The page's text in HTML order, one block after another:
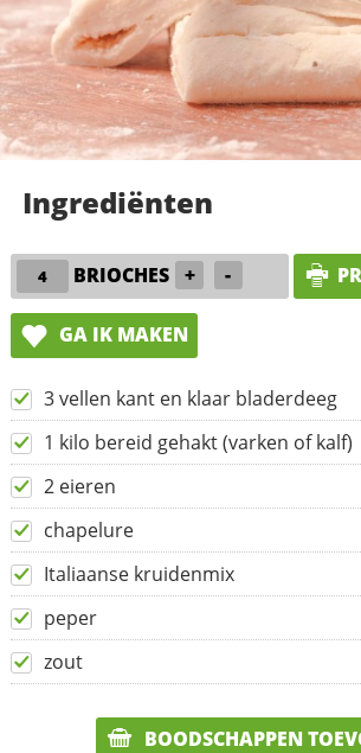
Ingrediënten
BRIOCHES + -
GA IK MAKEN
3 vellen kant en klaar bladerdeeg
1 kilo bereid gehakt (varken of kalf)
2 eieren
chapelure
Italiaanse kruidenmix
peper
zout
BOODSCHAPPEN